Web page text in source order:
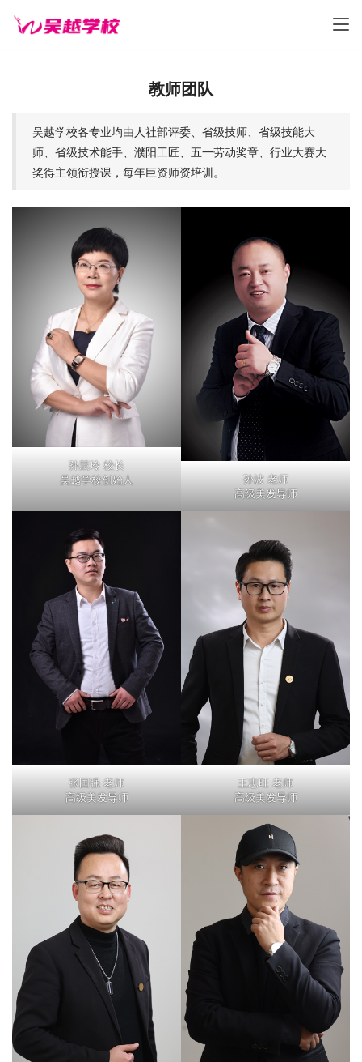
教师团队
吴越学校各专业均由人社部评委、省级技师、省级技能大
师、省级技术能手、濮阳工匠、五一劳动奖章、行业大赛大
奖得主领衔授课，每年巨资师资培训。
孙慧玲 校长
吴越学校创始人
孙波 老师
高级美发导师
张国强 老师
高级美发导师
王志旺 老师
高级美发导师